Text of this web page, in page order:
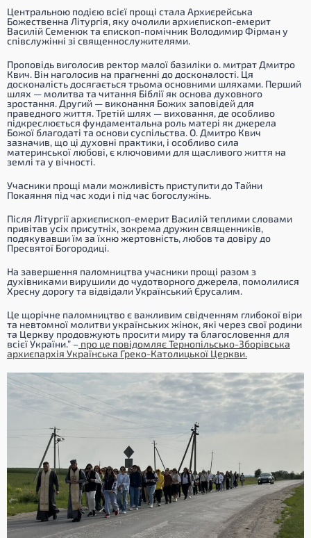
Центральною подією всієї прощі стала Архиєрейська
Божественна Літургія, яку очолили архиєпископ-емерит
Василій Семенюк та єпископ-помічник Володимир Фірман у
співслужінні зі священнослужителями.
Проповідь виголосив ректор малої базиліки о. митрат Дмитро
Квич. Він наголосив на прагненні до досконалості. Ця
досконалість досягається трьома основними шляхами. Перший
шлях — молитва та читання Біблії як основа духовного
зростання. Другий — виконання Божих заповідей для
праведного життя. Третій шлях — виховання, де особливо
підкреслюється фундаментальна роль матері як джерела
Божої благодаті та основи суспільства. О. Дмитро Квич
зазначив, що ці духовні практики, і особливо сила
материнської любові, є ключовими для щасливого життя на
землі та у вічності.
Учасники прощі мали можливість приступити до Тайни
Покаяння під час ходи і під час богослужінь.
Після Літургії архиєпископ-емерит Василій теплими словами
привітав усіх присутніх, зокрема дружин священників,
подякувавши їм за їхню жертовність, любов та довіру до
Пресвятої Богородиці.
На завершення паломництва учасники прощі разом з
духівниками вирушили до чудотворного джерела, помолилися
Хресну дорогу та відвідали Український Єрусалим.
Це щорічне паломництво є важливим свідченням глибокої віри
та невтомної молитви українських жінок, які через свої родини
та Церкву продовжують просити миру та благословення для
всієї України.” – про це повідомляє Тернопільсько-Зборівська
архиєпархія Українська Греко-Католицької Церкви.